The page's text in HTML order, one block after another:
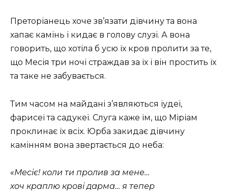
Преторіанець хоче зв’язати дівчину та вона
хапає камінь і кидає в голову слузі. А вона
говорить, що хотіла б усю їх кров пролити за те,
що Месія три ночі страждав за їх і він простить їх
та таке не забувається.
Тим часом на майдані з’являються іудеї,
фарисеї та садукеї. Слуга каже їм, що Міріам
проклинає їх всіх. Юрба закидає дівчину
камінням вона звертається до неба:
«Месіє! коли ти пролив за мене…
хоч краплю крові дарма… я тепер